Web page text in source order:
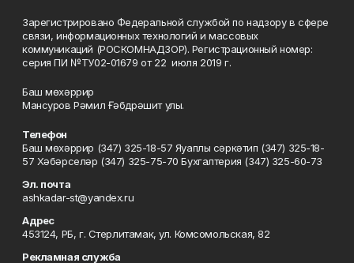
Зарегистрировано Федеральной службой по надзору в сфере
связи, информационных технологий и массовых
коммуникаций (РОСКОМНАДЗОР). Регистрационный номер:
серия ПИ №ТУ02-01679 от 22 июля 2019 г.
Баш мөхәррир
Мансуров Рәмил Ғәбдрәшит улы.
Телефон
Баш мөхәррир (347) 325-18-57 Яуаплы сәркәтип (347) 325-18-
57 Хәбәрселәр (347) 325-75-70 Бухгалтерия (347) 325-60-73
Эл. почта
ashkadar-st@yandex.ru
Адрес
453124, РБ, г. Стерлитамак, ул. Комсомольская, 82
Рекламная служба